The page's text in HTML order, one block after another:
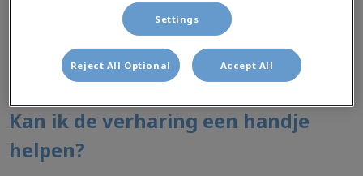
goede periode is om wat extra aandacht te
besteden aan de vachtverzorging van uw hond. De
zomervacht werd vervangen door een dikke
winterjas. Nu het warmer wordt, is het tijd om de
Kan ik de verharing een handje
helpen?
Settings
Reject All Optional Accept All